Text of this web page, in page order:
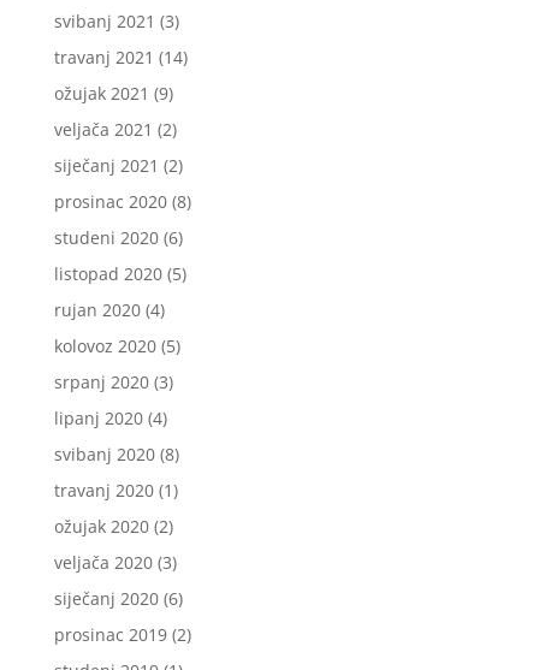
svibanj 2021 (3)
travanj 2021 (14)
ožujak 2021 (9)
veljača 2021 (2)
siječanj 2021 (2)
prosinac 2020(8)
studeni 2020(6)
listopad 2020(5)
rujan 2020(4)
kolovoz 2020(5)
srpanj 2020(3)
lipanj 2020(4)
svibanj 2020(8)
travanj 2020(1)
ožujak 2020(2)
veljača 2020(3)
siječanj 2020(6)
prosinac 2019(2)